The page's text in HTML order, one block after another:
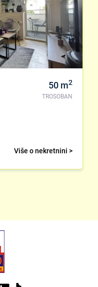
50 m2
TROSOBAN
Više o nekretnini >